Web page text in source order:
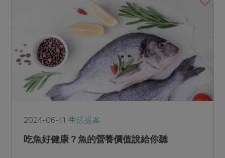
2024-06-11生活提案
吃魚好健康？魚的營養價值說給你聽